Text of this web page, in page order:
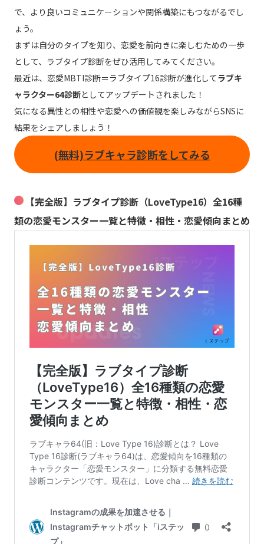
で、より良いコミュニケーションや関係構築にもつながるでし
ょう。
まずは自分のタイプを知り、恋愛を前向きに楽しむための一歩
として、ラブタイプ診断をぜひ活用してみてください。
最近は、恋愛MBTI診断＝ラブタイプ16診断が進化してラブキ
ャラクター64診断としてアップデートされました！
気になる異性との相性や恋愛への価値観を楽しみながらSNSに
結果をシェアしましょう！
(無料)ラブキャラ診断をしてみる
【完全版】ラブタイプ診断（LoveType16）全16種
類の恋愛モンスター一覧と特徴・相性・恋愛傾向まとめ